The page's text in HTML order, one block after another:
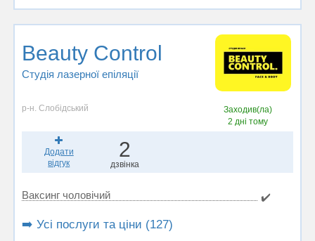
Beauty Control
Студія лазерної епіляції
р-н. Слобідський
Заходив(ла)
2 дні тому
Додати
відгук
2
дзвінка
Ваксинг чоловічий ✔️
➡️ Усі послуги та ціни (127)